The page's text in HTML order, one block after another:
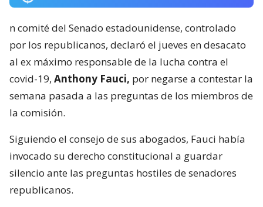
n comité del Senado estadounidense, controlado
por los republicanos, declaró el jueves en desacato
al ex máximo responsable de la lucha contra el
covid-19, Anthony Fauci, por negarse a contestar la
semana pasada a las preguntas de los miembros de
la comisión.
Siguiendo el consejo de sus abogados, Fauci había
invocado su derecho constitucional a guardar
silencio ante las preguntas hostiles de senadores
republicanos.